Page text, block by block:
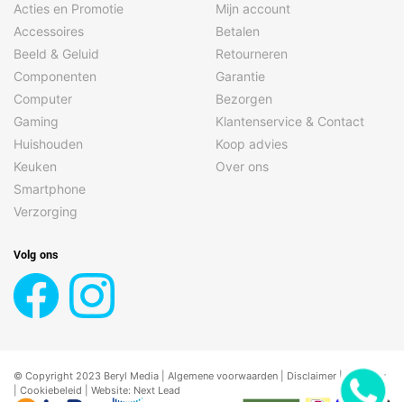
Acties en Promotie
Accessoires
Beeld & Geluid
Componenten
Computer
Gaming
Huishouden
Keuken
Smartphone
Verzorging
Mijn account
Betalen
Retourneren
Garantie
Bezorgen
Klantenservice & Contact
Koop advies
Over ons
Volg ons
© Copyright 2023 Beryl Media | Algemene voorwaarden Disclaimer | |Privacy
Cookiebeleid | Website: Next Lead